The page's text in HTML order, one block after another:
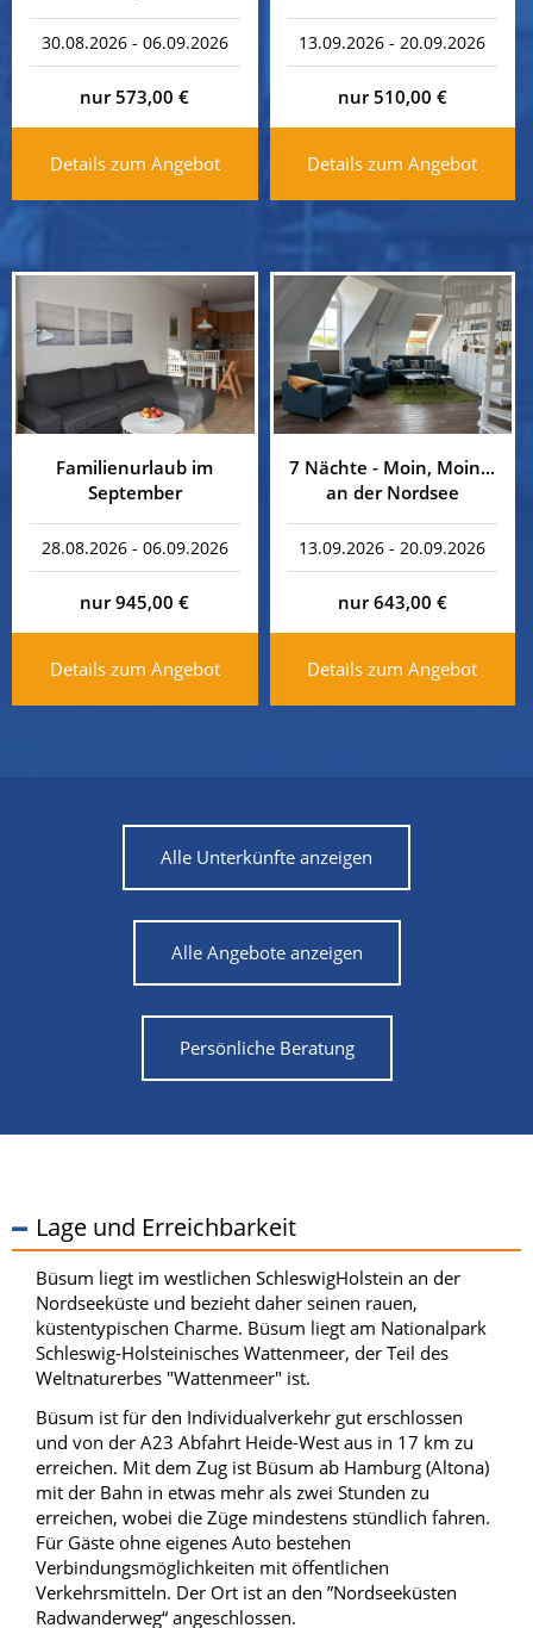
30.08.2026 - 06.09.2026
nur 573,00 €
Details zum Angebot
13.09.2026 - 20.09.2026
nur 510,00 €
Details zum Angebot
Familienurlaub im
September
28.08.2026 - 06.09.2026
nur 945,00 €
Details zum Angebot
7 Nächte - Moin, Moin...
an der Nordsee
13.09.2026 - 20.09.2026
nur 643,00 €
Details zum Angebot
Alle Unterkünfte anzeigen
Alle Angebote anzeigen
Persönliche Beratung
Lage und Erreichbarkeit
Büsum liegt im westlichen SchleswigHolstein an der
Nordseeküste und bezieht daher seinen rauen,
küstentypischen Charme. Büsum liegt am Nationalpark
Schleswig-Holsteinisches Wattenmeer, der Teil des
Weltnaturerbes "Wattenmeer" ist.
Büsum ist für den Individualverkehr gut erschlossen
und von der A23 Abfahrt Heide-West aus in 17 km zu
erreichen. Mit dem Zug ist Büsum ab Hamburg (Altona)
mit der Bahn in etwas mehr als zwei Stunden zu
erreichen, wobei die Züge mindestens stündlich fahren.
Für Gäste ohne eigenes Auto bestehen
Verbindungsmöglichkeiten mit öffentlichen
Verkehrsmitteln. Der Ort ist an den ”Nordseeküsten
Radwanderweg“ angeschlossen.